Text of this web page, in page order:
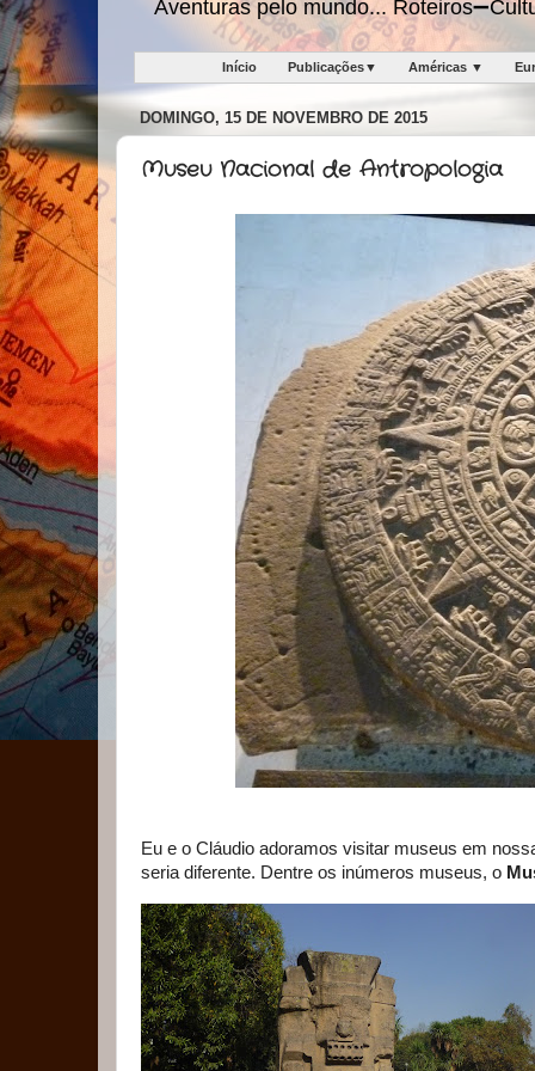
Aventuras pelo mundo...
Início Publicações▼ Américas ▼
DOMINGO, 15 DE NOVEMBRO DE 2015
Museu Nacional de Antropologia
Eu e o Cláudio adoramos visitar museus em
seria diferente. Dentre os inúmeros museus, o